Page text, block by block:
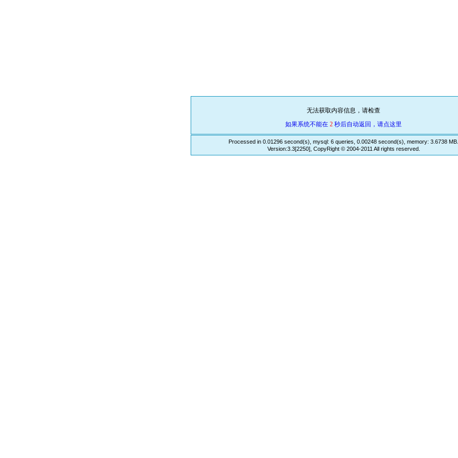
无法获取内容信息，请检查
如果系统不能在 2 秒后自动返回，请点这里
Processed in 0.01296 second(s), mysql: 6 queries, 0.00248 second(s), memory: 3.6738 MB.
Version:3.3[2250], CopyRight © 2004-2011 All rights reserved.